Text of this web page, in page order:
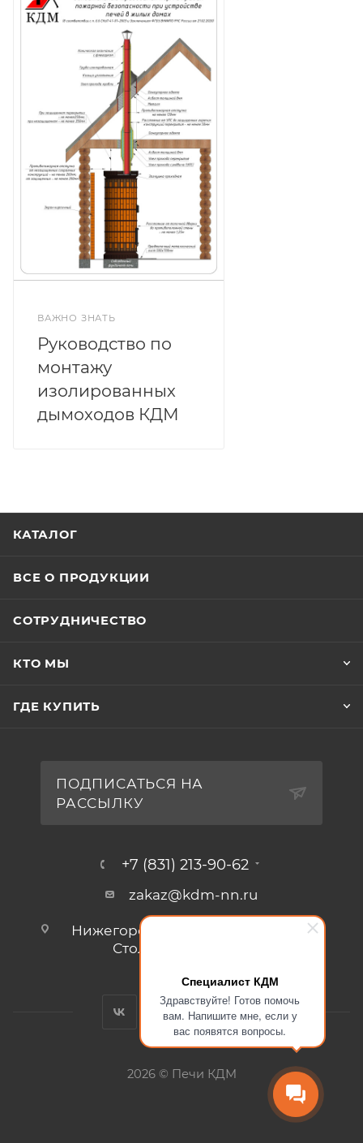
Специалист КДМ
Здравствуйте! Готов помочь
вам. Напишите мне, если у
вас появятся вопросы.
ВАЖНО ЗНАТЬ
Руководство по
монтажу
изолированных
дымоходов КДМ
КАТАЛОГ
ВСЕ О ПРОДУКЦИИ
СОТРУДНИЧЕСТВО
КТО МЫ
ГДЕ КУПИТЬ
ПОДПИСАТЬСЯ НА
РАССЫЛКУ
+7 (831) 213-90-62
zakaz@kdm-nn.ru
Нижегородская обл., г. Кстово, ул.
Столбищенская, стр.3.
2026 © Печи КДМ